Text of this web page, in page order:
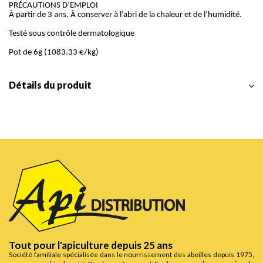
PRÉCAUTIONS D’EMPLOI
À partir de 3 ans. À conserver à l’abri de la chaleur et de l’humidité.
Testé sous contrôle dermatologique
Pot de 6g (1083.33 €/kg)
Détails du produit
Tout pour l'apiculture depuis 25 ans
Société familiale spécialisée dans le nourrissement des abeilles depuis 1975,